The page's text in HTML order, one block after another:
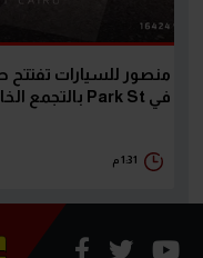
في Park St بالتجمع الخامس"
1:31 م